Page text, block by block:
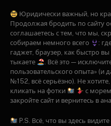
Юридически важный, но
Продолжая бродить по сайту
соглашаетесь с тем, что мы,
собираем немного всего
:
гаджет, браузер, как быстро
тыкаете
. Всё это —
пользовательского опыта» (и
№152, всё серьёзно). Не
кликать на фотки
с
закройте сайт и вернитесь в
P.S. Всё, что вы здесь